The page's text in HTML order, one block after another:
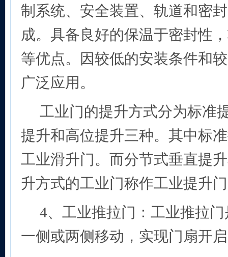
制系统、安全装置、轨道和密
成。具备良好的保温于密封性
等优点。因较低的安装条件和
广泛应用。
工业门的提升方式分为标准
提升和高位提升三种。其中标
工业滑升门。而分节式垂直提
升方式的工业门称作工业提升
4、工业推拉门：工业推拉
一侧或两侧移动，实现门扇开